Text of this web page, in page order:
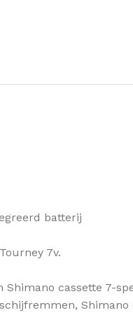
batterij
7v.
Shimano cassette 7-
Shimano